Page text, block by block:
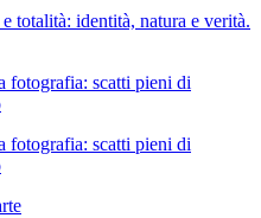
totalità: identità, natura e verità.
fotografia: scatti pieni di
fotografia: scatti pieni di